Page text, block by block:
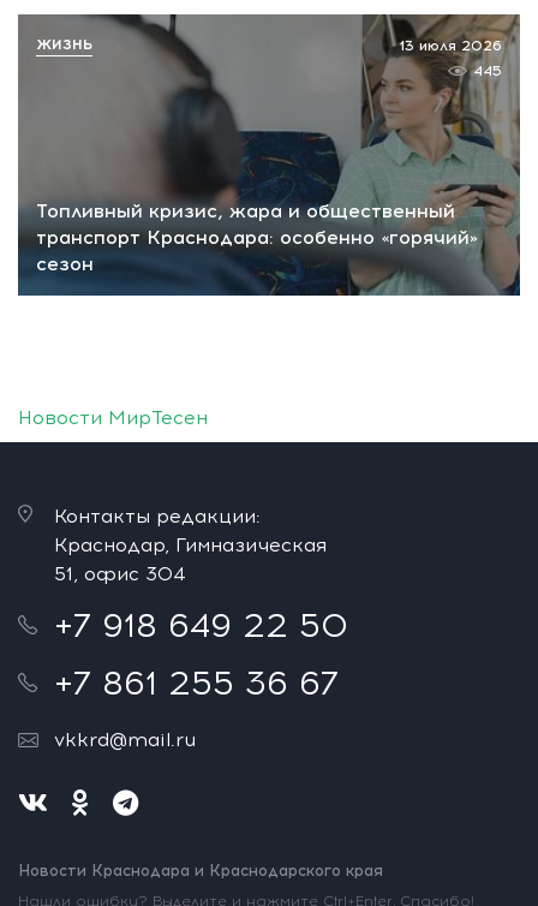
Топливный кризис, жара и общественный
транспорт Краснодара: особенно «горячий»
сезон
13 июля 2026
445
ЖИЗНЬ
Новости МирТесен
Контакты редакции:
Краснодар, Гимназическая
51, офис 304
+7 918 649 22 50
+7 861 255 36 67
vkkrd@mail.ru
Новости Краснодара и Краснодарского края
Нашли ошибку? Выделите и нажмите Ctrl+Enter. Спасибо!